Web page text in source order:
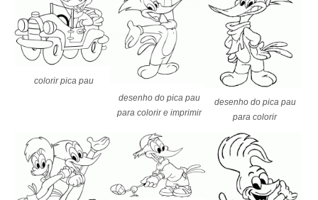
colorir pica pau
desenho do pica pau
para colorir e imprimir
desenho do pica pau
para colorir